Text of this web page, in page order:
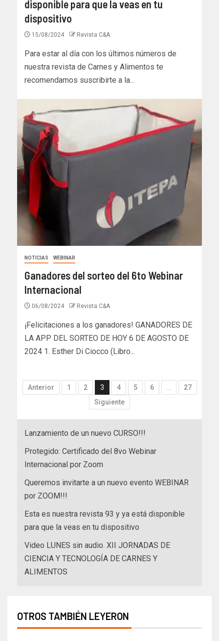
disponible para que la veas en tu
dispositivo
15/08/2024 Revista C&A
Para estar al día con los últimos números de
nuestra revista de Carnes y Alimentos te
recomendamos suscribirte a la...
NOTICIAS WEBINAR
Ganadores del sorteo del 6to Webinar
Internacional
06/08/2024 Revista C&A
¡Felicitaciones a los ganadores! GANADORES DE
LA APP DEL SORTEO DE HOY 6 DE AGOSTO DE
2024 1. Esther Di Ciocco (Libro...
Anterior 1 2 3 4 5 6
27
Siguiente
Lanzamiento de un nuevo CURSO!!!
Protegido: Certificado del 8vo Webinar
Internacional por Zoom
Queremos invitarte a un nuevo evento WEBINAR
por ZOOM!!!
Esta es nuestra revista 93 y ya está disponible
para que la veas en tu dispositivo
Video LUNES sin audio. XII JORNADAS DE
CIENCIA Y TECNOLOGÍA DE CARNES Y
ALIMENTOS
OTROS TAMBIÉN LEYERON